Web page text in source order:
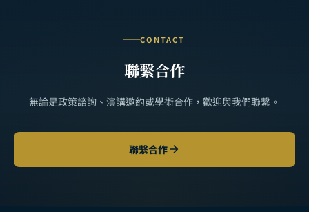
CONTACT
聯繫合作
無論是政策諮詢、演講邀約或學術合作，歡迎與我們聯繫。
聯繫合作